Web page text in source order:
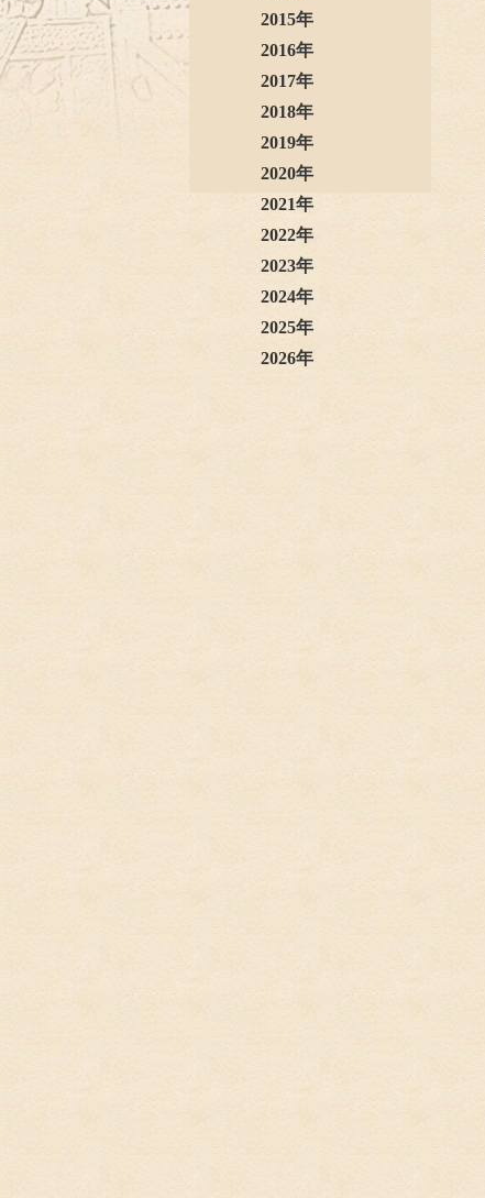
2015年
2016年
2017年
2018年
2019年
2020年
2021年
2022年
2023年
2024年
2025年
2026年